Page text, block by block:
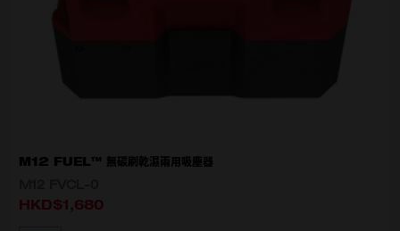
M12 FUEL™ 無碳刷乾濕兩用吸塵器
HKD$1,680